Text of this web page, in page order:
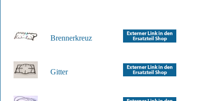
Brennerkreuz
Gitter